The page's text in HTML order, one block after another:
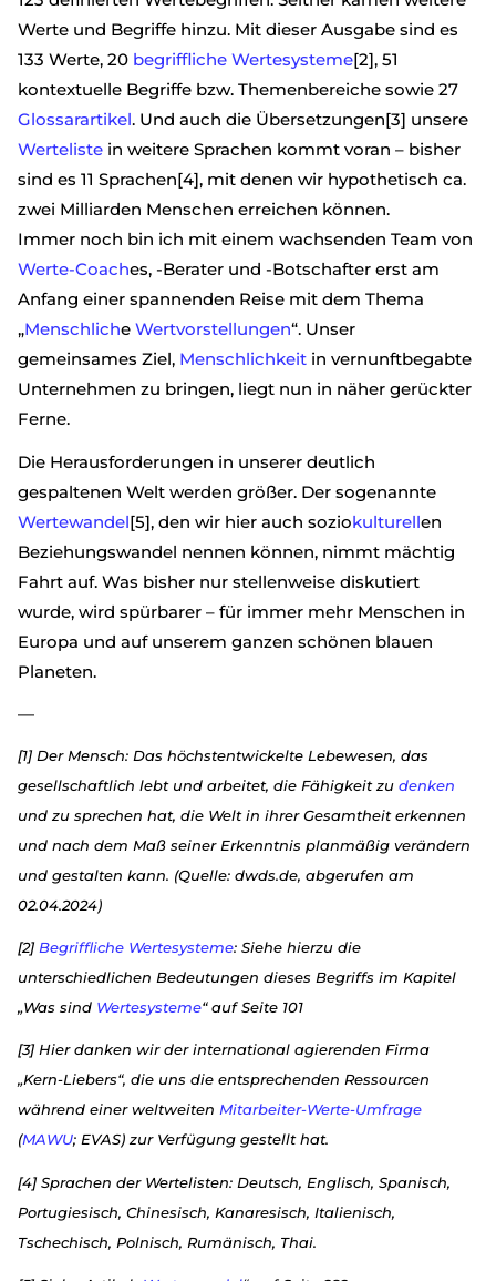
Werte und Begriffe hinzu. Mit dieser Ausgabe sind es
133 Werte, 20 begriffliche Wertesysteme[2], 51
kontextuelle Begriffe bzw. Themenbereiche sowie 27
Glossarartikel. Und auch die Übersetzungen[3] unsere
Werteliste in weitere Sprachen kommt voran – bisher
sind es 11 Sprachen[4], mit denen wir hypothetisch ca.
zwei Milliarden Menschen erreichen können.
Immer noch bin ich mit einem wachsenden Team von
Werte-Coaches, -Berater und -Botschafter erst am
Anfang einer spannenden Reise mit dem Thema
„Menschliche Wertvorstellungen“. Unser
gemeinsames Ziel, Menschlichkeit in vernunftbegabte
Unternehmen zu bringen, liegt nun in näher gerückter
Ferne.
Die Herausforderungen in unserer deutlich
gespaltenen Welt werden größer. Der sogenannte
Wertewandel[5], den wir hier auch soziokulturellen
Beziehungswandel nennen können, nimmt mächtig
Fahrt auf. Was bisher nur stellenweise diskutiert
wurde, wird spürbarer – für immer mehr Menschen in
Europa und auf unserem ganzen schönen blauen
Planeten.
—
[1] Der Mensch: Das höchstentwickelte Lebewesen, das
gesellschaftlich lebt und arbeitet, die Fähigkeit zu denken
und zu sprechen hat, die Welt in ihrer Gesamtheit erkennen
und nach dem Maß seiner Erkenntnis planmäßig verändern
und gestalten kann. (Quelle: dwds.de, abgerufen am
02.04.2024)
[2] Begriffliche Wertesysteme: Siehe hierzu die
unterschiedlichen Bedeutungen dieses Begriffs im Kapitel
„Was sind Wertesysteme“ auf Seite 101
[3] Hier danken wir der international agierenden Firma
„Kern-Liebers“, die uns die entsprechenden Ressourcen
während einer weltweiten Mitarbeiter-Werte-Umfrage
(MAWU; EVAS) zur Verfügung gestellt hat.
[4] Sprachen der Wertelisten: Deutsch, Englisch, Spanisch,
Portugiesisch, Chinesisch, Kanaresisch, Italienisch,
Tschechisch, Polnisch, Rumänisch, Thai.